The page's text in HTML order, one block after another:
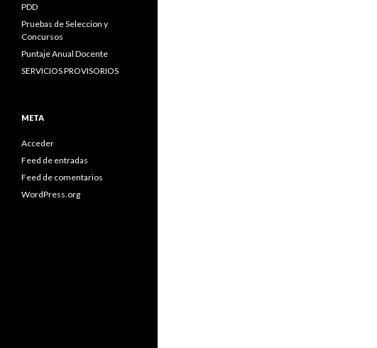
PDD
Pruebas de Seleccion y
Concursos
Puntaje Anual Docente
SERVICIOS PROVISORIOS
META
Acceder
Feed de entradas
Feed de comentarios
WordPress.org